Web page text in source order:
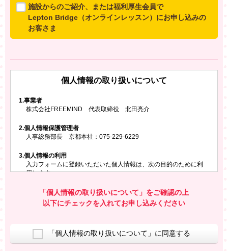
施設からのご紹介、または福利厚生会員で
Lepton Bridge（オンラインレッスン）にお申し込みの
お客さま
いいたします。
※ご兄弟姉妹など複数でお申し込みの場合、お一人ず
所属施設名・会員番号またはクーポンコード
所属施設名
会員番号またはクーポンコード
個人情報の取り扱いについて
1.事業者
株式会社FREEMIND 代表取締役 北田亮介
2.個人情報保護管理者
人事総務部長 京都本社：075-229-6229
3.個人情報の利用
入力フォームに登録いただいた個人情報は、次の目的のために利
用します。
お問い合わせにお答えするため
レプトンのキャンペーンや新商品（新サービス）、新規開講教
室等をご案内するため
換した上で、広告・宣伝・販売促進活動に役立てること
上記の利用目的のために第三者へ提供すること
「個人情報の取り扱いについて」をご確認の上
以下にチェックを入れてお申し込みください
「個人情報の取り扱いについて」に同意する